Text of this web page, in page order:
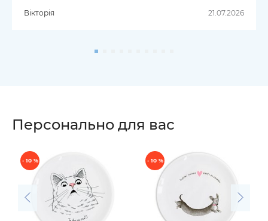
Вікторія 21.07.2026
Персонально для вас
- 10 % - 10 %